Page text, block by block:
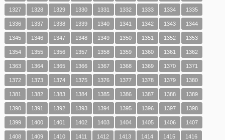
1327 1328 1329 1330 1331 1332 1333 1334 1335
1336 1337 1338 1339 1340 1341 1342 1343 1344
1345 1346 1347 1348 1349 1350 1351 1352 1353
1354 1355 1356 1357 1358 1359 1360 1361 1362
1363 1364 1365 1366 1367 1368 1369 1370 1371
1372 1373 1374 1375 1376 1377 1378 1379 1380
1381 1382 1383 1384 1385 1386 1387 1388 1389
1390 1391 1392 1393 1394 1395 1396 1397 1398
1399 1400 1401 1402 1403 1404 1405 1406 1407
1408 1409 1410 1411 1412 1413 1414 1415 1416